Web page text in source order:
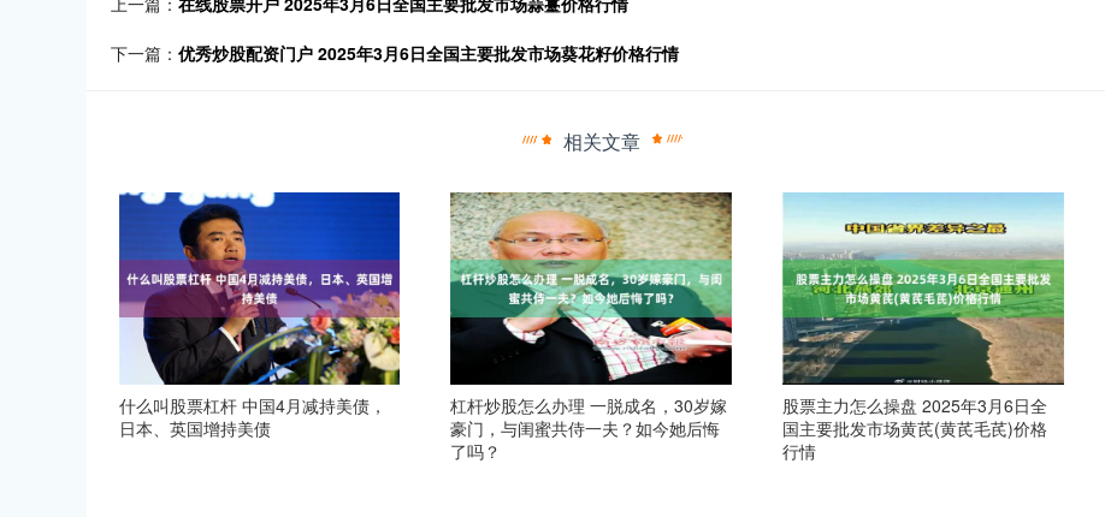
下一篇： 优秀炒股配资门户 2025年3月6日全国主要批发市场葵花籽价格行情
相关文章
什么叫股票杠杆 中国4月减持美债，
日本、英国增持美债
杠杆炒股怎么办理 一脱成名，30岁嫁
豪门，与闺蜜共侍一夫？如今她后悔
了吗？
股票主力怎么操盘 2025年3月6日全
国主要批发市场黄芪(黄芪毛芪)价格
行情